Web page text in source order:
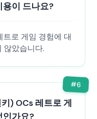
용이 드나요?
트로 게임 경험에 대
않았습니다.
#6
) OCs 레트로 게
인가요?